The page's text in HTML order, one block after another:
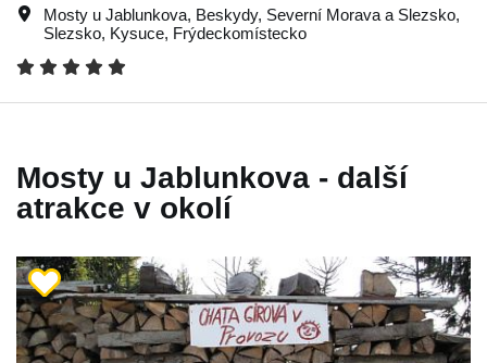
Mosty u Jablunkova, Beskydy, Severní Morava a Slezsko,
Slezsko, Kysuce, Frýdeckomístecko
Mosty u Jablunkova - další
atrakce v okolí